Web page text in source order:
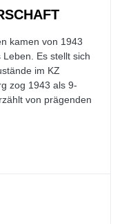
kamen von 1943
Es stellt sich
im KZ
zog 1943 als 9-
von prägenden